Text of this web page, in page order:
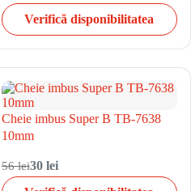
Verifică disponibilitatea
Cheie imbus Super B TB-7638
10mm
56 lei30 lei